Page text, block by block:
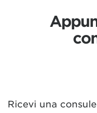
Ricevi una